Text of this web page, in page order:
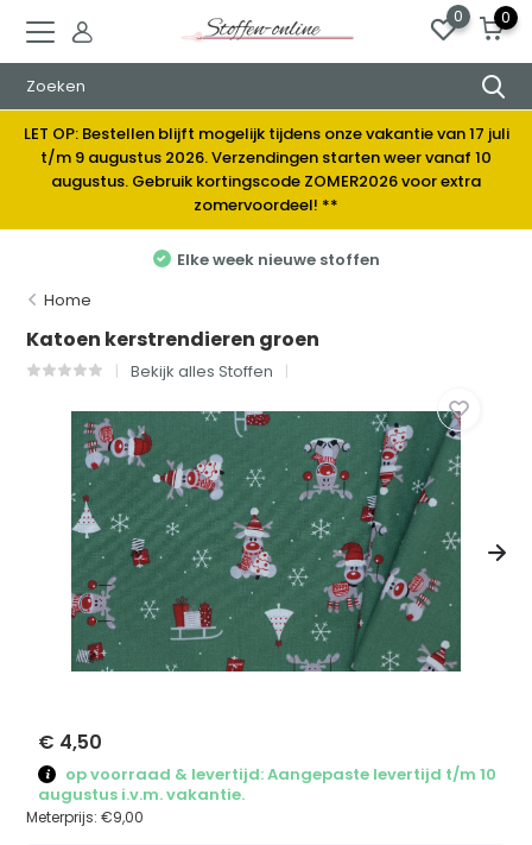
0 0
LET OP: Bestellen blijft mogelijk tijdens onze vakantie van 17 juli
t/m 9 augustus 2026. Verzendingen starten weer vanaf 10
augustus. Gebruik kortingscode ZOMER2026 voor extra
zomervoordeel! **
Elke week nieuwe stoffen
Home
Katoen kerstrendieren groen
Bekijk alles Stoffen
€ 4,50
op voorraad & levertijd: Aangepaste levertijd t/m 10
augustus i.v.m. vakantie.
Meterprijs:€9,00